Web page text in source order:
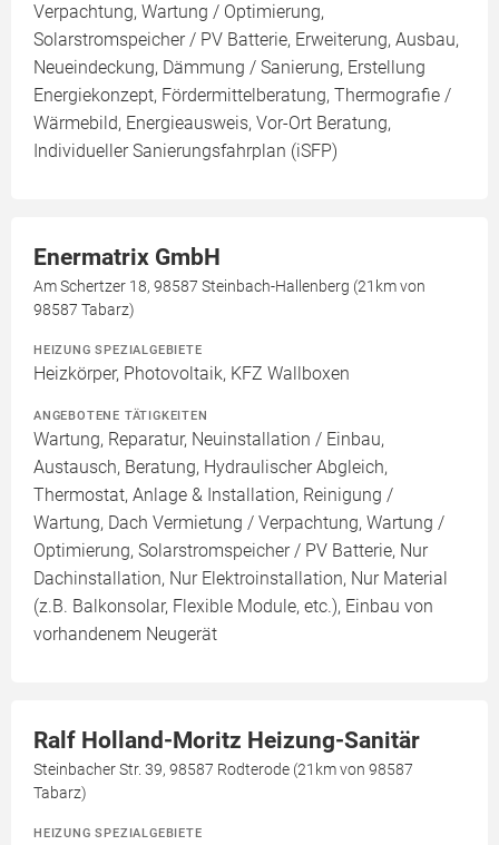
Verpachtung, Wartung / Optimierung,
Solarstromspeicher / PV Batterie, Erweiterung, Ausbau,
Neueindeckung, Dämmung / Sanierung, Erstellung
Energiekonzept, Fördermittelberatung, Thermografie /
Wärmebild, Energieausweis, Vor-Ort Beratung,
Individueller Sanierungsfahrplan (iSFP)
Enermatrix GmbH
Am Schertzer 18, 98587 Steinbach-Hallenberg (21km von
98587 Tabarz)
HEIZUNG SPEZIALGEBIETE
Heizkörper, Photovoltaik, KFZ Wallboxen
ANGEBOTENE TÄTIGKEITEN
Wartung, Reparatur, Neuinstallation / Einbau,
Austausch, Beratung, Hydraulischer Abgleich,
Thermostat, Anlage & Installation, Reinigung /
Wartung, Dach Vermietung / Verpachtung, Wartung /
Optimierung, Solarstromspeicher / PV Batterie, Nur
Dachinstallation, Nur Elektroinstallation, Nur Material
(z.B. Balkonsolar, Flexible Module, etc.), Einbau von
vorhandenem Neugerät
Ralf Holland-Moritz Heizung-Sanitär
Steinbacher Str. 39, 98587 Rodterode (21km von 98587
Tabarz)
HEIZUNG SPEZIALGEBIETE